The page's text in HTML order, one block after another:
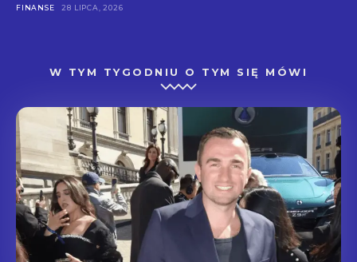
FINANSE 28 LIPCA, 2026
W TYM TYGODNIU O TYM SIĘ MÓWI